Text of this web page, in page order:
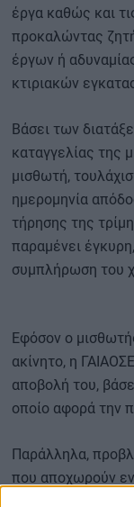
έργα καθώς και
προκαλώντας
έργων ή
κτιριακών
Βάσει των
καταγγελίας της
μισθωτή,
ημερομηνία
τήρησης της
παραμένει
συμπλήρωση του
Εφόσον ο
ακίνητο, η
αποβολή του,
οποίο αφορά την
Παράλληλα,
που αποχωρούν